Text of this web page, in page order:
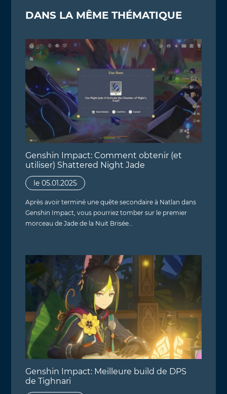
DANS LA MÊME THÉMATIQUE
Genshin Impact: Comment obtenir (et
utiliser) Shattered Night Jade
le 05.01.2025
Après avoir terminé une quête secondaire à Natlan dans
Genshin Impact, vous pourriez tomber sur le premier
morceau de Jade de la Nuit Brisée…
Genshin Impact: Meilleure build de DPS
de Tighnari